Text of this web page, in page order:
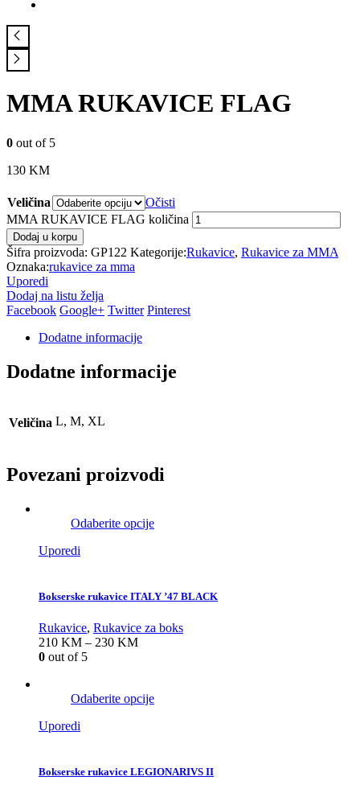
MMA RUKAVICE FLAG
0 out of 5
130 KM
Veličina
Očisti
MMA RUKAVICE FLAG količina
Dodaj u korpu
Šifra proizvoda: GP122 Kategorije:Rukavice, Rukavice za MMA
Oznaka:rukavice za mma
Uporedi
Dodaj na listu želja
Facebook Google+ Twitter Pinterest
Dodatne informacije
Dodatne informacije
Veličina L, M, XL
Povezani proizvodi
Odaberite opcije
Uporedi
Bokserske rukavice ITALY ’47 BLACK
Rukavice, Rukavice za boks
210 KM – 230 KM
0 out of 5
Odaberite opcije
Uporedi
Bokserske rukavice LEGIONARIVS II